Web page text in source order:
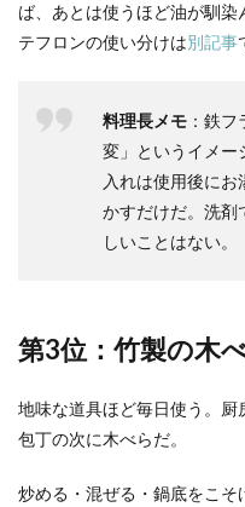
ば、あとは使うほど油が馴
テフロンの使い分けは別記事
料理長メモ ：鉄
変」というイメー
入れは使用後に
かすだけだ。洗剤
しいことはない。
第3位：竹製の木
地味な道具ほど毎日使う。厨
包丁の次に木べらだ。
炒める・混ぜる・鍋底をこ